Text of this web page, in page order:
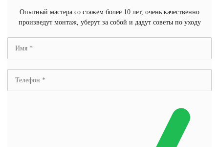
Опытный мастера со стажем более 10 лет, очень качественно
произведут монтаж, уберут за собой и дадут советы по уходу